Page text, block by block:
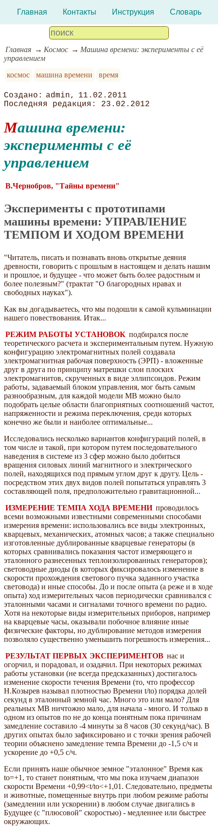
Главная Контакты Инструкция Словарь
Главная Космос
Машина времени: эксперименты с её
управлением
космос
машина времени время
admin
11.02.2011
23.02.2012
Машина времени:
эксперименты с её
управлением
В.Чернобров, "Тайны времени"
Эксперименты с прототипами
машины времени: УПРАВЛЕНИЕ
ТЕМПОМ И ХОДОМ ВРЕМЕНИ
"Читатель, писать и познавать вновь открытые деяния
древности, говорить с прошлым в настоящем и делать нашим
и прошлое, и будущее - что может быть более радостным и
более полезным?" (трактат "О благородных нравах и
свободных науках").
Как вы догадываетесь, что мы подошли к самой кульминации
нашего повествования. Итак...
РЕЖИМ РАБОТЫ УСТАНОВОК подбирался после
теоретического расчета и экспериментальным путем. Нужную
конфигурацию электромагнитных полей создавала
электромагнитная рабочая поверхность (ЭРП) - вложенные
друг в друга по принципу матрешки слои плоских
электромагнитов, скрученных в виде эллипсоидов. Режим
работы, задаваемый блоком управления, мог быть самым
разнообразным, для каждой модели МВ можно было
подобрать целые области благоприятных соотношений частот,
напряженности и режима переключения, среди которых
конечно же были и наиболее оптимальные...
Исследовались несколько вариантов конфигураций полей, в
том числе и такой, при котором путем последовательного
наведения в системе из 3 сфер можно было добиться
вращения силовых линий магнитного и электрического
полей, находящихся под прямым углом друг к другу. Цель -
посредством этих двух видов полей попытаться управлять 3
составляющей поля, предположительно гравитационной...
ИЗМЕРЕНИЕ ТЕМПА ХОДА ВРЕМЕНИ проводилось
всеми возможными известными современными способами
измерения времени: использовались все виды электронных,
кварцевых, механических, атомных часов; а также специально
изготовленные дублированные кварцевые генераторы (в
которых сравнивались показания частот измеряющего и
эталонного разнесенных теплоизолированных генераторов);
световодные диоды (в которых фиксировалось изменение в
скорости прохождения светового пучка заданного участка
световода) и иные способы. До и после опыта (а реже и в ходе
опыта) ход измерительных часов периодически сравнивался с
эталонными часами и сигналами точного времени по радио.
Хотя на некоторые виды измерительных приборов, например
на кварцевые часы, оказывали побочное влияние иные
физические факторы, но дублирование методов измерения
позволяло существенно уменьшить погрешность измерения...
РЕЗУЛЬТАТ ПЕРВЫХ ЭКСПЕРИМЕНТОВ нас и
огорчил, и порадовал, и озадачил. При некоторых режимах
работы установки (не всегда предсказанных) достигалось
изменение скорости течения Времени (то, что профессор
Н.Козырев называл плотностью Времени t/tо) порядка долей
секунд в эталонный земной час. Много это или мало? Для
реальных МВ ничтожно мало, для начала - много. И только в
одном из опытов по не до конца понятным пока причинам
замедление составило -4 минуты за 8 часов (30 секунд/час). В
других опытах было зафиксировано и с точки зрения рабочей
теории объяснено замедление темпа Времени до -1,5 с/ч и
ускорение до +0,5 с/ч.
Если принять наше обычное земное "эталонное" Время как
tо=+1, то станет понятным, что мы пока изучаем диапазон
скорости Времени +0,99<t/tо<+1,01. Следовательно, предметы
и животные, помещенные внутрь при любом режиме работы
(замедлении или ускорении) в любом случае двигались в
Будущее (с "плюсовой" скоростью) - медленнее или быстрее
окружающих.